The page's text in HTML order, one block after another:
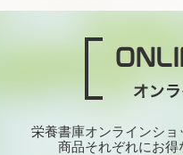
栄養書庫オンラインショ
商品それぞれにお得